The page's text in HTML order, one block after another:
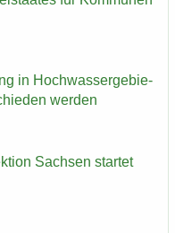
in Hoch­was­ser­ge­bie­
wer­den
Sach­sen star­tet